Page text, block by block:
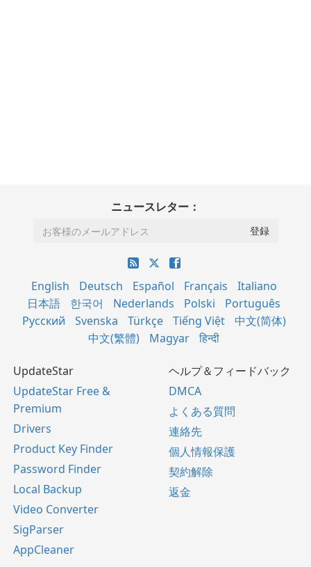
ニュースレター：
English Deutsch Español Français
Italiano
日本語
한국어 Nederlands Polski
Português
Русский
Svenska Türkçe Tiếng Việt
中文(简体)
中文(繁體)
Magyar हिन्दी
UpdateStar
UpdateStar Free &
Premium
Drivers
Product Key Finder
Password Finder
Local Backup
Video Converter
SigParser
AppCleaner
ヘルプ＆フィードバック
DMCA
よくある質問
連絡先
個人情報保護
契約解除
返金